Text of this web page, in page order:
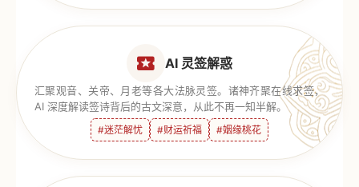
AI 灵签解惑
汇聚观音、关帝、月老等各大法脉灵签。诸神齐聚在线求签，
AI 深度解读签诗背后的古文深意，从此不再一知半解。
#迷茫解忧 #财运祈福 #姻缘桃花